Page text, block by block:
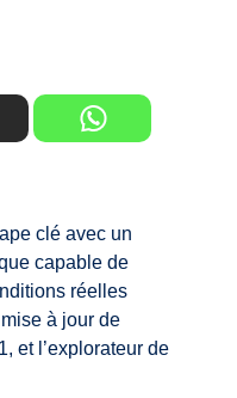
clé avec un
capable de
réelles
à jour de
et l’explorateur de